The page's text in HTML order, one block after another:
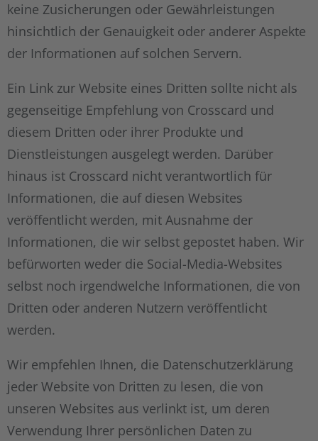
keine Zusicherungen oder Gewährleistungen
hinsichtlich der Genauigkeit oder anderer Aspekte
der Informationen auf solchen Servern.
Ein Link zur Website eines Dritten sollte nicht als
gegenseitige Empfehlung von Crosscard und
diesem Dritten oder ihrer Produkte und
Dienstleistungen ausgelegt werden. Darüber
hinaus ist Crosscard nicht verantwortlich für
Informationen, die auf diesen Websites
veröffentlicht werden, mit Ausnahme der
Informationen, die wir selbst gepostet haben. Wir
befürworten weder die Social-Media-Websites
selbst noch irgendwelche Informationen, die von
Dritten oder anderen Nutzern veröffentlicht
werden.
Wir empfehlen Ihnen, die Datenschutzerklärung
jeder Website von Dritten zu lesen, die von
unseren Websites aus verlinkt ist, um deren
Verwendung Ihrer persönlichen Daten zu